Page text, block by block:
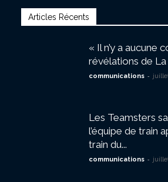
Articles Récents
« Il n’y a aucune
révélations de
communications -
Les Teamsters
l’équipe de train
train du...
communications -